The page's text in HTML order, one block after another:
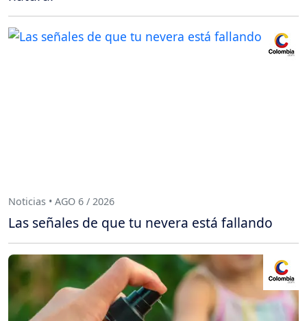
Noticias • AGO 6 / 2026
Las señales de que tu nevera está fallando